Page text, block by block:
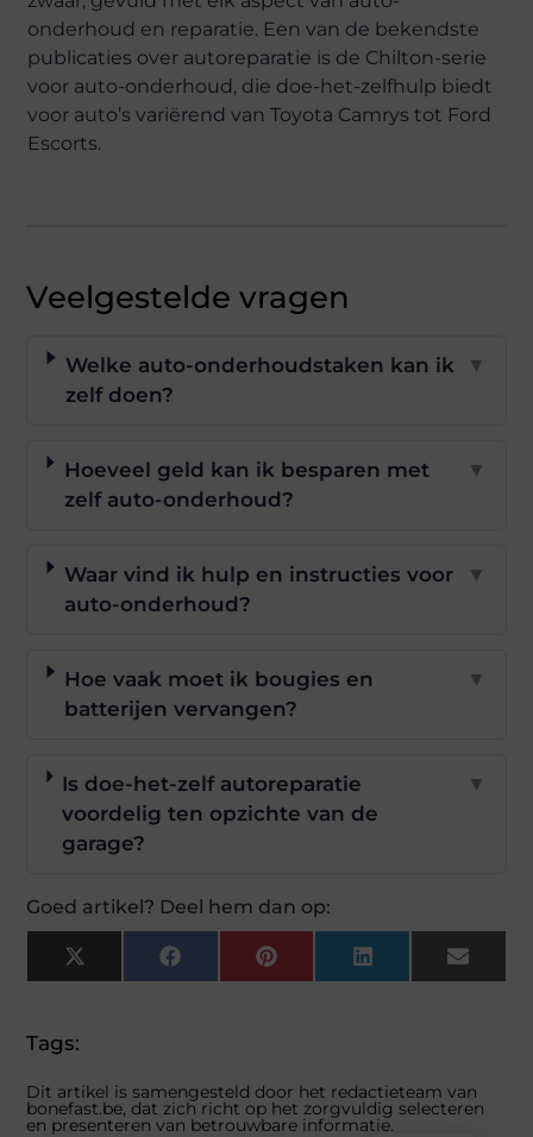
onderhoud en reparatie. Een van de bekendste
publicaties over autoreparatie is de Chilton-serie
voor auto-onderhoud, die doe-het-zelfhulp biedt
voor auto’s variërend van Toyota Camrys tot Ford
Escorts.
Veelgestelde vragen
Welke auto-onderhoudstaken kan ik
zelf doen?
▼
Hoeveel geld kan ik besparen met
zelf auto-onderhoud?
▼
Waar vind ik hulp en instructies voor
auto-onderhoud?
▼
Hoe vaak moet ik bougies en
batterijen vervangen?
▼
Is doe-het-zelf autoreparatie
voordelig ten opzichte van de
garage?
▼
Goed artikel? Deel hem dan op:
X
(Twitter)
FacebookPinterestLinkedInEmail
Tags:
Dit artikel is samengesteld door het redactieteam van
bonefast.be, dat zich richt op het zorgvuldig selecteren
en presenteren van betrouwbare informatie.